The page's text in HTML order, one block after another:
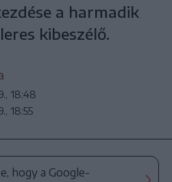
a harmadik
kibeszélő.
18:48
18:55
hogy a Google-